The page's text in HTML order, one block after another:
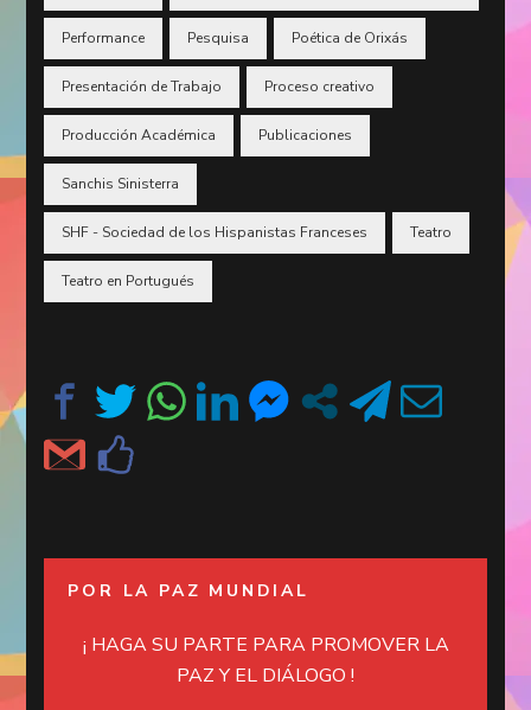
Performance Pesquisa Poética de Orixás
Presentación de Trabajo Proceso creativo
Producción Académica Publicaciones
Sanchis Sinisterra
SHF - Sociedad de los Hispanistas Franceses Teatro
Teatro en Portugués
POR LA PAZ MUNDIAL
¡ HAGA SU PARTE PARA PROMOVER LA
PAZ Y EL DIÁLOGO !